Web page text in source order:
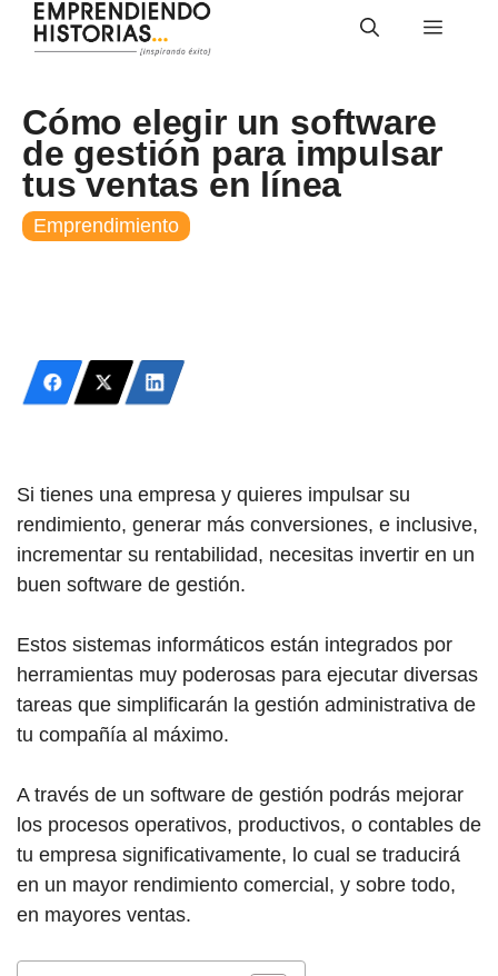
contenido
Menú
Cómo elegir un software
de gestión para impulsar
tus ventas en línea
Emprendimiento
Si tienes una empresa y quieres impulsar su
rendimiento, generar más conversiones, e inclusive,
incrementar su rentabilidad, necesitas invertir en un
buen software de gestión.
Estos sistemas informáticos están integrados por
herramientas muy poderosas para ejecutar diversas
tareas que simplificarán la gestión administrativa de
tu compañía al máximo.
A través de un software de gestión podrás mejorar
los procesos operativos, productivos, o contables de
tu empresa significativamente, lo cual se traducirá
en un mayor rendimiento comercial, y sobre todo,
en mayores ventas.